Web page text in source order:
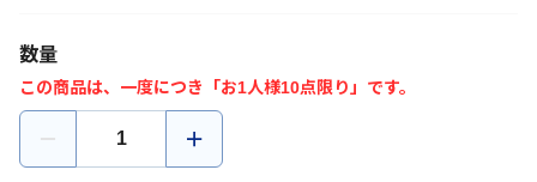
数量
この商品は、一度につき「お1人様10点限り」です。